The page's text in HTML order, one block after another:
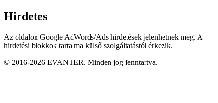
Hirdetes
Az oldalon Google AdWords/Ads hirdetések jelenhetnek meg. A
hirdetési blokkok tartalma külső szolgáltatástól érkezik.
© 2016-2026 EVANTER. Minden jog fenntartva.